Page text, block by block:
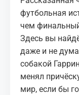
футбольная
чем
Здесь вы
даже и не
собакой
менял
мир, если бы